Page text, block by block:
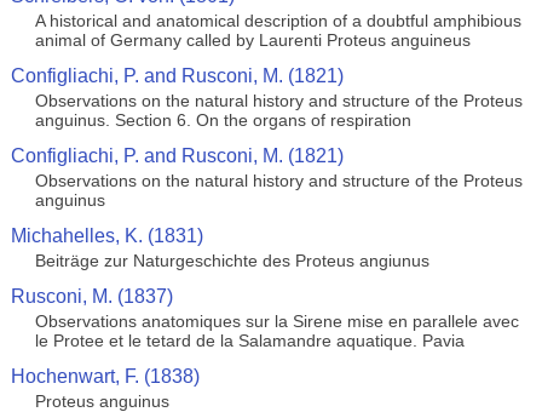
A historical and anatomical description of a doubtful amphibious
animal of Germany called by Laurenti Proteus anguineus
Configliachi, P. and Rusconi, M. (1821)
Observations on the natural history and structure of the Proteus
anguinus. Section 6. On the organs of respiration
Configliachi, P. and Rusconi, M. (1821)
Observations on the natural history and structure of the Proteus
anguinus
Michahelles, K. (1831)
Beiträge zur Naturgeschichte des Proteus angiunus
Rusconi, M. (1837)
Observations anatomiques sur la Sirene mise en parallele avec
le Protee et le tetard de la Salamandre aquatique. Pavia
Hochenwart, F. (1838)
Proteus anguinus